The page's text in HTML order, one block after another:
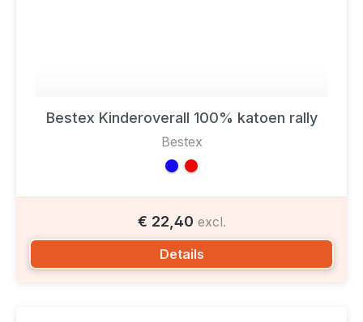
Bestex Kinderoverall 100% katoen rally
Bestex
€ 22,40 excl.
Details